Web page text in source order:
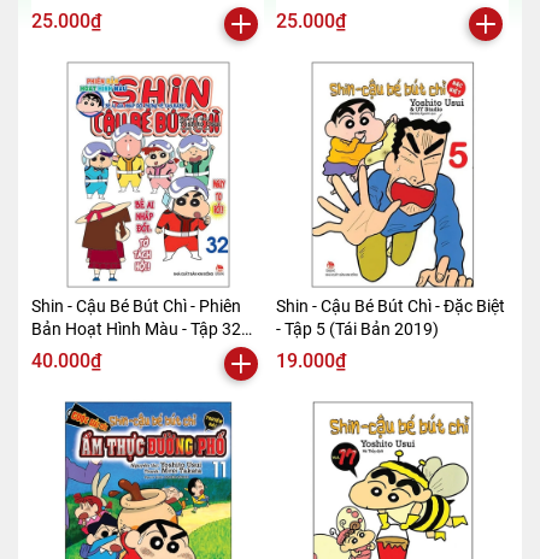
25.000₫
(Tái Bản 2024)
25.000₫
Shin - Cậu Bé Bút Chì - Phiên
Bản Hoạt Hình Màu - Tập 32
(Tái Bản 2019)
40.000₫
Shin - Cậu Bé Bút Chì - Đặc Biệt
- Tập 5 (Tái Bản 2019)
19.000₫